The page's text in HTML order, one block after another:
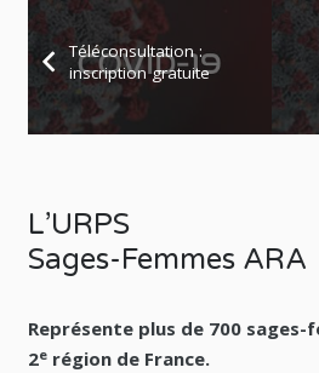
Téléconsultation :
inscription gratuite
L’URPS
Sages-Femmes ARA
Représente plus de 700 sages-
2erégion de France.